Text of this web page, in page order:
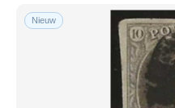
Nieuw